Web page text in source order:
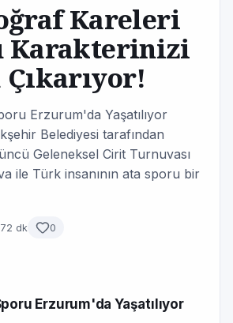
Kareleri
Karakterinizi
Erzurum'da Yaşatılıyor
Belediyesi tarafından
Geleneksel Cirit Turnuvası
ile Türk insanının ata sporu bir
2 dk 0
Erzurum'da Yaşatılıyor